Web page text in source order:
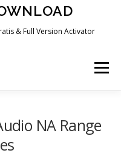
& Full Version Activator
Menu
NA Range